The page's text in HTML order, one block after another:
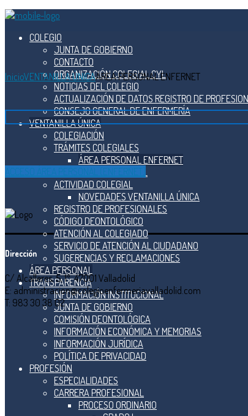
COLEGIO
JUNTA DE GOBIERNO
CONTACTO
ORGANIZACIÓN COLEGIAL CYL
NOTICIAS DEL COLEGIO
ACTUALIZACIÓN DE DATOS REGISTRO DE
CONSEJO GENERAL DE ENFERMERÍA
VENTANILLA ÚNICA
COLEGIACIÓN
TRÁMITES COLEGIALES
ÁREA PERSONAL ENFERNET
EJERCICIO PROFESIONAL
ACTIVIDAD COLEGIAL
NOVEDADES VENTANILLA ÚNICA
REGISTRO DE PROFESIONALES
CÓDIGO DEONTOLÓGICO
ATENCIÓN AL COLEGIADO
SERVICIO DE ATENCIÓN AL CIUDADANO
SUGERENCIAS Y RECLAMACIONES
ÁREA PERSONAL
TRANSPARENCIA
INFORMACIÓN INSTITUCIONAL
JUNTA DE GOBIERNO
COMISIÓN DEONTOLÓGICA
INFORMACIÓN ECONÓMICA Y MEMORIAS
INFORMACIÓN JURÍDICA
POLÍTICA DE PRIVACIDAD
PROFESIÓN
ESPECIALIDADES
CARRERA PROFESIONAL
PROCESO ORDINARIO
InicioVENTANILLA ÚNICAÁREA PERSONAL ENFERNET
ACCESO ÁREA PERSONAL (ENFERNET)
Dirección
C/ Alcalleres, 5, 1º. 47001 Valladolid
E: administracion@colegioenfermeriavalladolid.com
T: 983 30 38 02